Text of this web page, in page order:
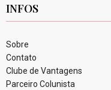
INFOS
Sobre
Contato
Clube de Vantagens
Parceiro Colunista